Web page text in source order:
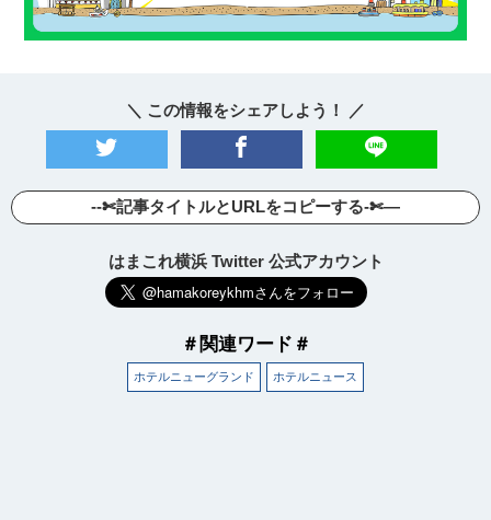
＼ この情報をシェアしよう！ ／
--✄記事タイトルとURLをコピーする-✄—
はまこれ横浜 Twitter 公式アカウント
＃関連ワード＃
ホテルニューグランド ホテルニュース